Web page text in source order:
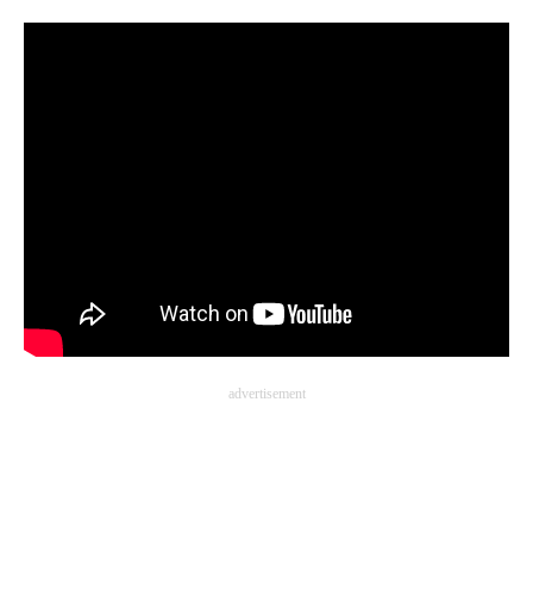
ITエンジニア向け専門サイト
advertisement